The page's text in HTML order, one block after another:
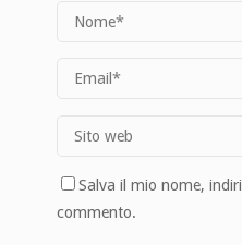
Salva il mio nome,
commento.